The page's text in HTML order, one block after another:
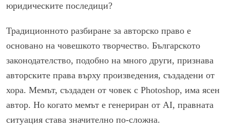
юридическите последици?
Традиционното разбиране за авторско право е
основано на човешкото творчество. Българското
законодателство, подобно на много други, признава
авторските права върху произведения, създадени от
хора. Мемът, създаден от човек с Photoshop, има ясен
автор. Но когато мемът е генериран от AI, правната
ситуация става значително по-сложна.